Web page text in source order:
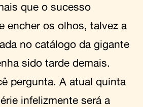
que o sucesso
encher os olhos, talvez a
no catálogo da gigante
sido tarde demais.
pergunta. A atual quinta
infelizmente será a